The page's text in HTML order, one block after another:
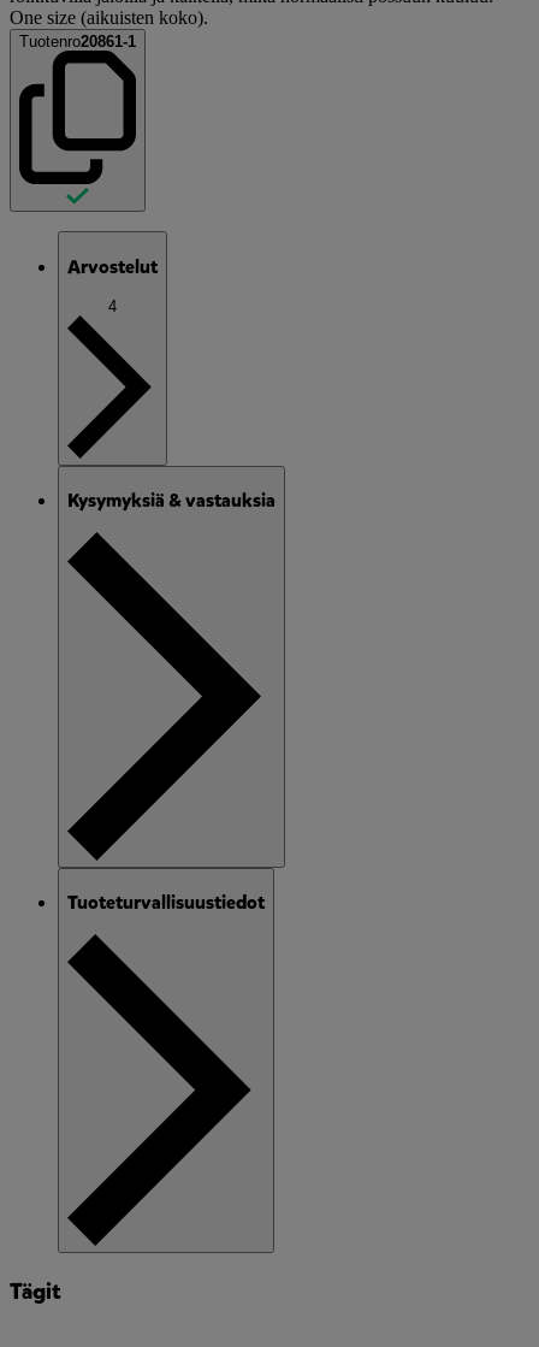
One size (aikuisten koko).
Tuotenro20861-1
Arvostelut
4
Kysymyksiä & vastauksia
Tuoteturvallisuustiedot
Tägit